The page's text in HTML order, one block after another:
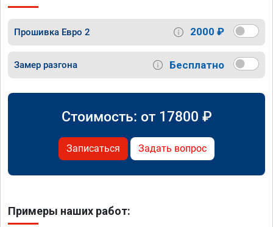
Прошивка Евро 2 2000 ₽
Замер разгона Бесплатно
Стоимость: от 17800 ₽
Записаться Задать вопрос
Примеры наших работ: